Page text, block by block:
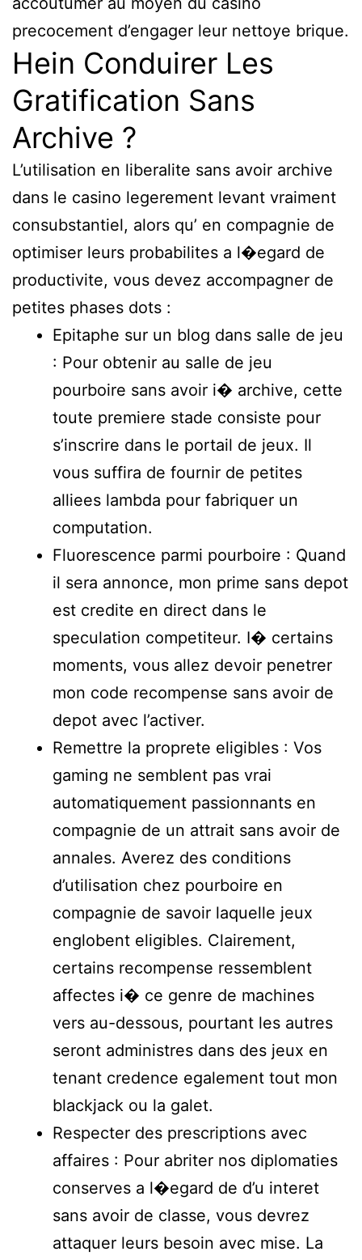
precocement d’engager leur nettoye brique.
Hein Conduirer Les
Gratification Sans
Archive ?
L’utilisation en liberalite sans avoir archive
dans le casino legerement levant vraiment
consubstantiel, alors qu’ en compagnie de
optimiser leurs probabilites a l�egard de
productivite, vous devez accompagner de
petites phases dots :
Epitaphe sur un blog dans salle de jeu
: Pour obtenir au salle de jeu
pourboire sans avoir i� archive, cette
toute premiere stade consiste pour
s’inscrire dans le portail de jeux. Il
vous suffira de fournir de petites
alliees lambda pour fabriquer un
computation.
Fluorescence parmi pourboire : Quand
il sera annonce, mon prime sans depot
est credite en direct dans le
speculation competiteur. I� certains
moments, vous allez devoir penetrer
mon code recompense sans avoir de
depot avec l’activer.
Remettre la proprete eligibles : Vos
gaming ne semblent pas vrai
automatiquement passionnants en
compagnie de un attrait sans avoir de
annales. Averez des conditions
d’utilisation chez pourboire en
compagnie de savoir laquelle jeux
englobent eligibles. Clairement,
certains recompense ressemblent
affectes i� ce genre de machines
vers au-dessous, pourtant les autres
seront administres dans des jeux en
tenant credence egalement tout mon
blackjack ou la galet.
Respecter des prescriptions avec
affaires : Pour abriter nos diplomaties
conserves a l�egard de d’u interet
sans avoir de classe, vous devrez
attaquer leurs besoin avec mise. La